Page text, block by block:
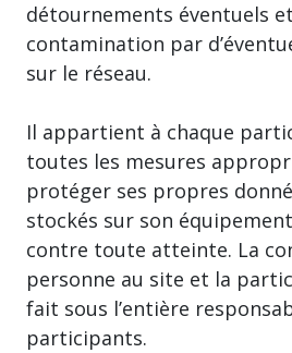
détournements éventuels
contamination par
sur le réseau.
Il appartient à chaque
toutes les mesures
protéger ses propres
stockés sur son
contre toute atteinte. La
personne au site et la
fait sous l’entière
participants.